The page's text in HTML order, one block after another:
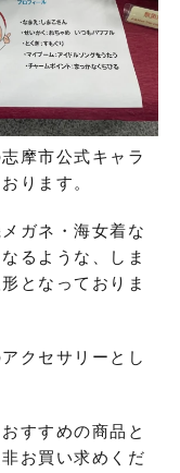
摩市公式キャラ
ります。
ガネ・海女着な
るような、しま
となっておりま
クセサリーとし
すすめの商品と
お買い求め くだ